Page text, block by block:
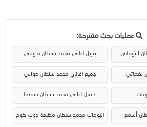
عمليات بحث مقترحة:
البوماتي تنزيل اغاني محمد سلطان نجومي
نغماتي جميع اغاني محمد سلطان موالي
تحميل اغاني محمد سلطان سمعنا
أسمع البومات محمد سلطان مطبعة دوت كوم